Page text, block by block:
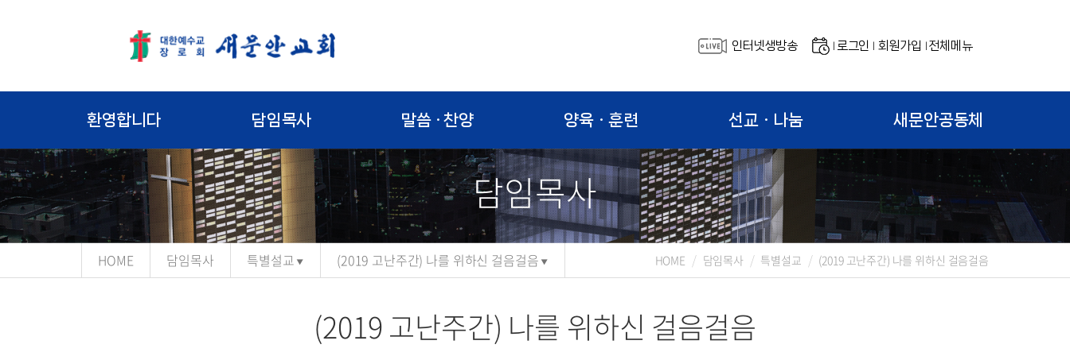
인터넷생방송 로그인 회원가입 전체메뉴
환영합니다 담임목사 말씀 · 찬양 양육ㆍ훈련 선교ㆍ나눔 새문안공동체
담임목사
HOME 담임목사 특별설교 (2019 고난주간) 나를 위하신 걸음걸음 HOME 담임목사 특별설교 (2019 고난주간) 나를 위하신 걸음걸음
(2019 고난주간) 나를 위하신 걸음걸음